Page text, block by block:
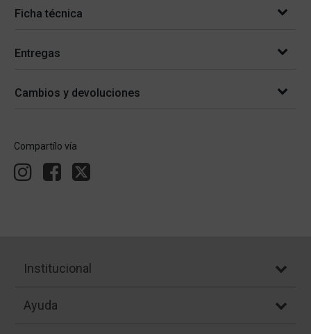
Ficha técnica
Entregas
Cambios y devoluciones
Compartílo vía
Institucional
Ayuda